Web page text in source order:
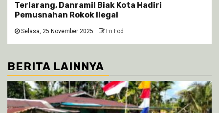
Terlarang, Danramil Biak Kota Hadiri
Pemusnahan Rokok Ilegal
Selasa, 25 November 2025 Fri Fod
BERITA LAINNYA